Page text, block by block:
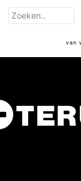
van